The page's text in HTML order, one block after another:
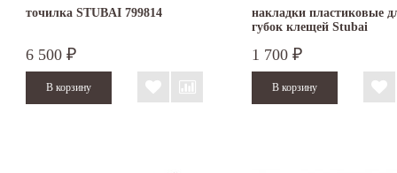
точилка STUBAI 799814
6 500 ₽
накладки пластиковые
губок клещей Stubai
1 700 ₽